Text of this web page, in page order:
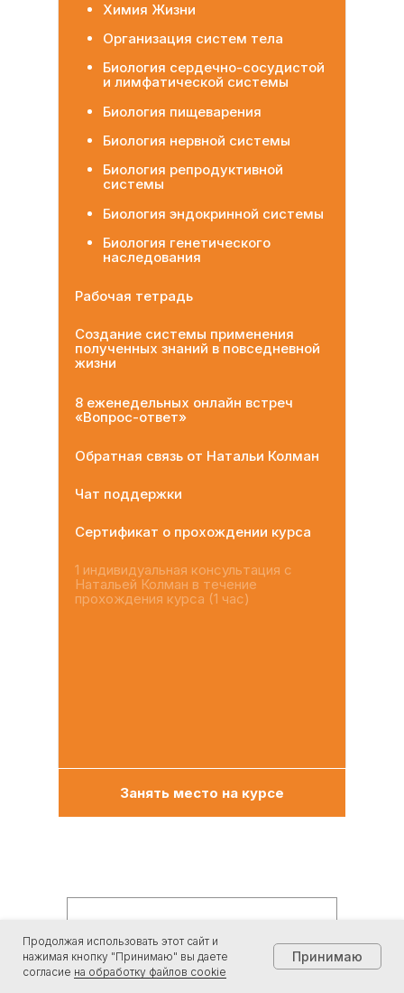
Продолжая использовать этот сайт и
нажимая кнопку "Принимаю" вы даете
согласие на обработку файлов cookie
Принимаю
Банковская рассрочка на 12 месяцев
12 500 ₽ /месяц
Занять место на курсе
Химия Жизни
Рабочая тетрадь
Создание системы применения
полученных знаний в повседневной
жизни
8 еженедельных онлайн встреч
«Вопрос-ответ»
Обратная связь от Натальи Колман
Организация систем тела
Биология сердечно-сосудистой
и лимфатической системы
Биология пищеварения
Биология нервной системы
Биология репродуктивной
системы
Биология эндокринной системы
Биология генетического
наследования
Чат поддержки
Сертификат о прохождении курса
1 индивидуальная консультация с
Натальей Колман в течение
прохождения курса (1 час)